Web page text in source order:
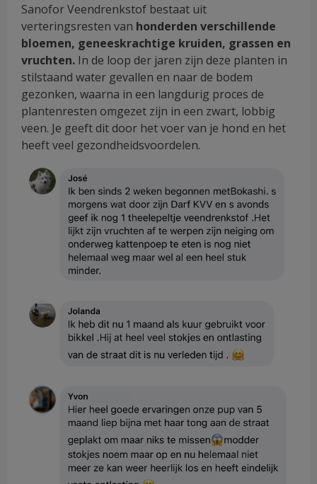
Sanofor Veendrenkstof bestaat uit
verteringsresten van honderden verschillende
bloemen, geneeskrachtige kruiden, grassen en
vruchten. In de loop der jaren zijn deze planten in
stilstaand water gevallen en naar de bodem
gezonken, waarna in een langdurig proces de
plantenresten omgezet zijn in een zwart, lobbig
veen. Je geeft dit door het voer van je hond en het
heeft veel gezondheidsvoordelen.